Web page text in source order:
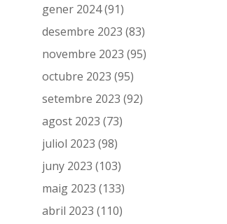
gener 2024(91)
desembre 2023 (83)
novembre 2023 (95)
octubre 2023 (95)
setembre 2023 (92)
agost 2023 (73)
juliol 2023 (98)
juny 2023 (103)
maig 2023 (133)
abril 2023 (110)